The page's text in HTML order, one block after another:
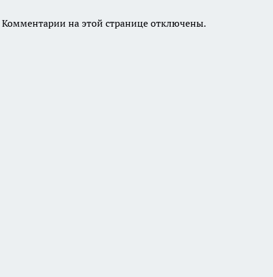
Комментарии на этой странице отключены.